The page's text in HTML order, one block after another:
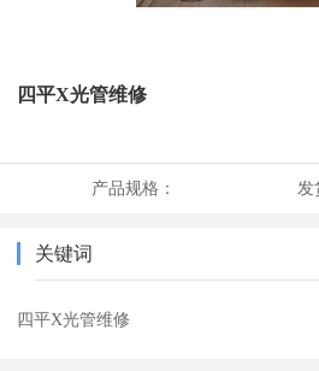
四平X光管维修
产品规格： 发
关键词
四平X光管维修